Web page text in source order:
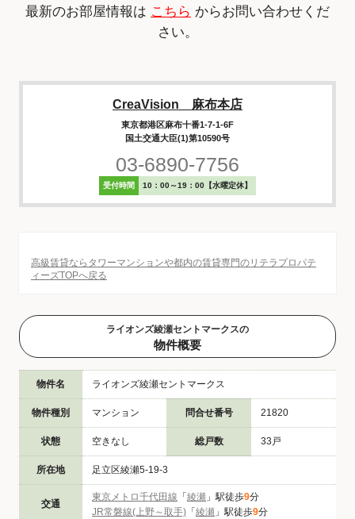
最新のお部屋情報は こちら からお問い合わせくだ
さい。
CreaVision 麻布本店
東京都港区麻布十番1-7-1-6F
国土交通大臣(1)第10590号
03-6890-7756
受付時間 10：00～19：00【水曜定休】
高級賃貸ならタワーマンションや都内の賃貸専門のリテラプロパテ
ィーズTOPへ戻る
ライオンズ綾瀬セントマークスの
物件概要
物件名 ライオンズ綾瀬セントマークス
物件種別 マンション 問合せ番号 21820
状態 空きなし 総戸数 33戸
所在地 足立区綾瀬5-19-3
交通
東京メトロ千代田線 「 綾瀬 」駅徒歩9分
JR常磐線(上野～取手) 「 綾瀬 」駅徒歩9分